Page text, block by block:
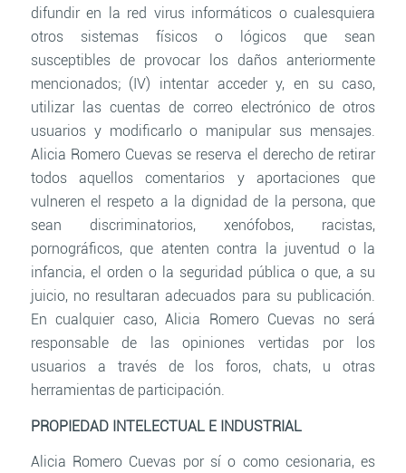
difundir en la red virus informáticos o cualesquiera
otros sistemas físicos o lógicos que sean
susceptibles de provocar los daños anteriormente
mencionados; (IV) intentar acceder y, en su caso,
utilizar las cuentas de correo electrónico de otros
usuarios y modificarlo o manipular sus mensajes.
Alicia Romero Cuevas se reserva el derecho de retirar
todos aquellos comentarios y aportaciones que
vulneren el respeto a la dignidad de la persona, que
sean discriminatorios, xenófobos, racistas,
pornográficos, que atenten contra la juventud o la
infancia, el orden o la seguridad pública o que, a su
juicio, no resultaran adecuados para su publicación.
En cualquier caso, Alicia Romero Cuevas no será
responsable de las opiniones vertidas por los
usuarios a través de los foros, chats, u otras
herramientas de participación.
PROPIEDAD INTELECTUAL E INDUSTRIAL
Alicia Romero Cuevas por sí o como cesionaria, es